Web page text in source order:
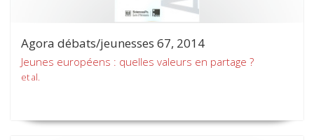
Agora débats/jeunesses 67, 2014
Jeunes européens : quelles valeurs en partage ?
et al.